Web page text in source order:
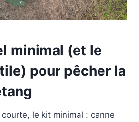
minimal (et le
pour pêcher la
le kit minimal : canne